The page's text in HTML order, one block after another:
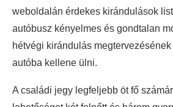
weboldalán érdekes kirándulások
autóbusz kényelmes és gondtalan
hétvégi kirándulás
autóba kellene ülni.
A családi jegy legfeljebb öt fő